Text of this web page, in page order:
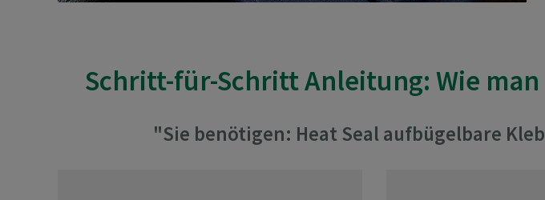
Schritt-für-Schritt Anleitung: Wie
"Sie benötigen: Heat Seal aufbügelbare